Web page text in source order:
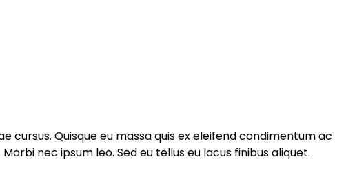
Quisque eu massa quis ex eleifend condimentum ac
nec ipsum leo. Sed eu tellus eu lacus finibus aliquet.